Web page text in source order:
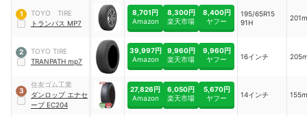
1
TOYO TIRE
トランパス MP7
8,701円
Amazon
8,300円
楽天市場
8,400円
ヤフー
195/65R15
91H
2
TOYO TIRE
TRANPATH mp7
39,997円
Amazon
9,960円
楽天市場
9,960円
ヤフー
16インチ
3
住友ゴム工業
ダンロップ エナセ
ーブ EC204
27,826円
Amazon
6,050円
楽天市場
5,670円
ヤフー
14インチ